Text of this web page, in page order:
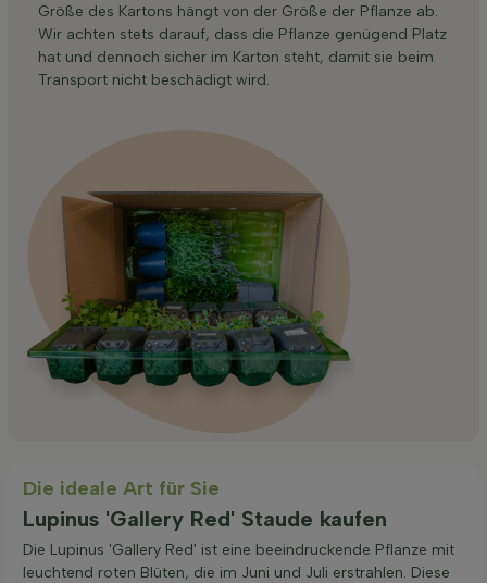
Größe des Kartons hängt von der Größe der Pflanze ab.
Wir achten stets darauf, dass die Pflanze genügend Platz
hat und dennoch sicher im Karton steht, damit sie beim
Transport nicht beschädigt wird.
Die ideale Art für Sie
Lupinus 'Gallery Red' Staude kaufen
Die Lupinus 'Gallery Red' ist eine beeindruckende Pflanze mit
leuchtend roten Blüten, die im Juni und Juli erstrahlen. Diese